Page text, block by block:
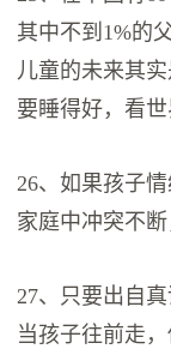
其中不到1%的
儿童的未来其
要睡得好，看
26、如果孩子
家庭中冲突不
27、只要出自
当孩子往前走